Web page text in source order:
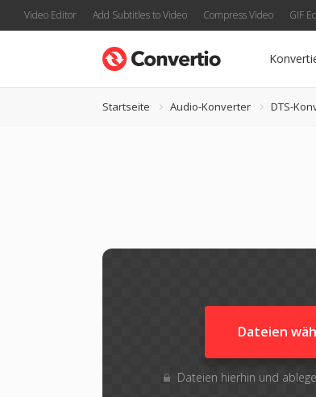
Video Editor Add Subtitles to Video Compress Video GIF
Startseite Audio-Konverter DTS-
Dateien
Dateien hierhin und